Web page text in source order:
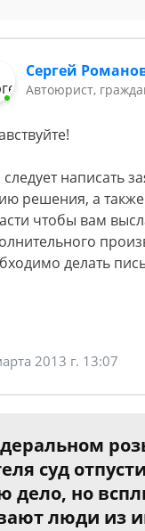
Сергей
Автоюрист,
написать
решения, а
чтобы вам
делать
2013 г. 13:07
суд
дело, но
люди из